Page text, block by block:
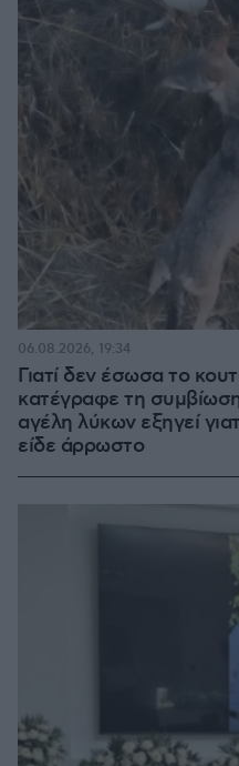
Γιατί δεν έσωσα το
κατέγραφε τη
αγέλη λύκων εξηγεί
είδε άρρωστο
06.08.2026, 19:34